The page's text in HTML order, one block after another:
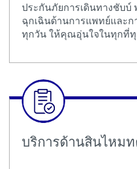
ประกันภัยการเดินทางชับบ์
ฉุกเฉินด้านการแพทย์และก
ทุกวัน ให้คุณอุ่นใจในทุกที่ทุ
บริการด้านสินไหม